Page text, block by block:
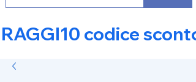
RAGGI10 codice